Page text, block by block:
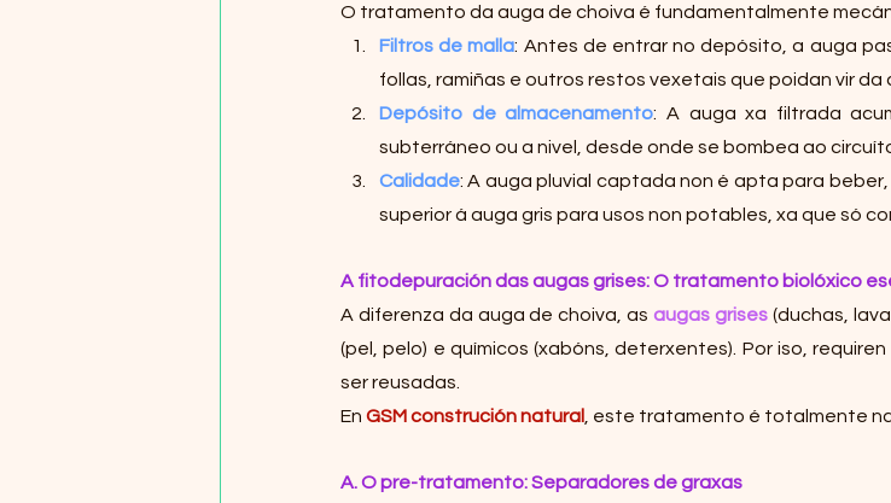
O tratamento da auga de choiva é fundamentalmente
Filtros de malla: Antes de entrar no depósito, a auga
follas, ramiñas e outros restos vexetais que poidan vir da
Depósito de almacenamento: A auga xa filtrada
subterráneo ou a nivel, desde onde se bombea ao
Calidade: A auga pluvial captada non é apta para
superior á auga gris para usos non potables, xa que só
A fitodepuración das augas grises: O tratamento biolóxico
A diferenza da auga de choiva, as augas grises (duchas,
(pel, pelo) e químicos (xabóns, deterxentes). Por iso, requiren
ser reusadas.
En GSM construción natural , este tratamento é totalmente
A. O pre-tratamento: Separadores de graxas